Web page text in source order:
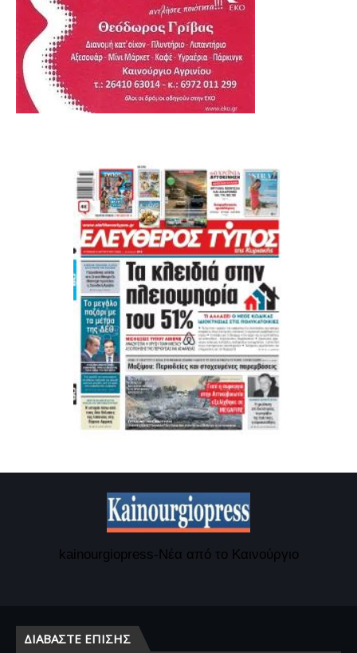
kainourgiopress-Νέα από το Καινούργιο
ΔΙΑΒΆΣΤΕ ΕΠΊΣΗΣ